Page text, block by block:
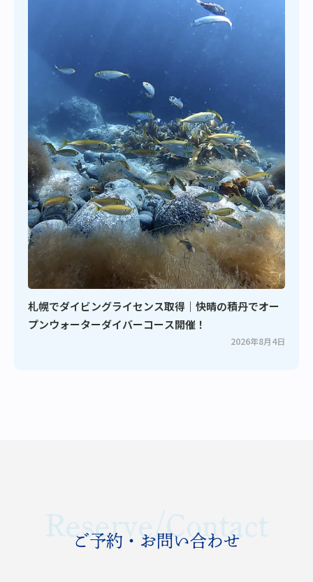
札幌でダイビングライセンス取得｜快晴の積丹でオー
プンウォーターダイバーコース開催！
2026年8月4日
Reserve/Contact
ご予約・お問い合わせ